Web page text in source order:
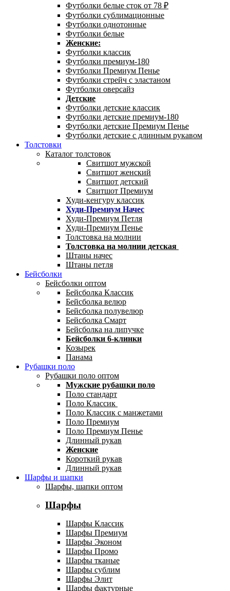
Футболки белые сток от 78 ₽
Футболки сублимационные
Футболки однотонные
Футболки белые
Женские:
Футболки классик
Футболки премиум-180
Футболки Премиум Пенье
Футболки стрейч с эластаном
Футболки оверсайз
Детские
Футболки детские классик
Футболки детские премиум-180
Футболки детские Премиум Пенье
Футболки детские с длинным рукавом
Толстовки
Каталог толстовок
Свитшот мужской
Свитшот женский
Свитшот детский
Свитшот Премиум
Худи-кенгуру классик
Худи-Премиум Начес
Худи-Премиум Петля
Худи-Премиум Пенье
Толстовка на молнии
Толстовка на молнии детская
Штаны начес
Штаны петля
Бейсболки
Бейсболки оптом
Бейсболка Классик
Бейсболка велюр
Бейсболка полувелюр
Бейсболка Смарт
Бейсболка на липучке
Бейсболки 6-клинки
Козырек
Панама
Рубашки поло
Рубашки поло оптом
Мужские рубашки поло
Поло стандарт
Поло Классик
Поло Классик с манжетами
Поло Премиум
Поло Премиум Пенье
Длинный рукав
Женские
Короткий рукав
Длинный рукав
Шарфы и шапки
Шарфы, шапки оптом
Шарфы
Шарфы Классик
Шарфы Премиум
Шарфы Эконом
Шарфы Промо
Шарфы тканые
Шарфы сублим
Шарфы Элит
Шарфы фактурные